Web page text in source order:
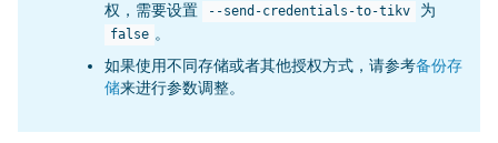
权，需要设置
--send-credentials-to-tikv 为
false 。
如果使用不同存储或者其他授权方式，请参考备份存
储来进行参数调整。